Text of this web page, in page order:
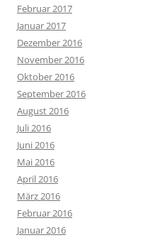
Februar 2017
Januar 2017
Dezember 2016
November 2016
Oktober 2016
September 2016
August 2016
Juli 2016
Juni 2016
Mai 2016
April 2016
März 2016
Februar 2016
Januar 2016